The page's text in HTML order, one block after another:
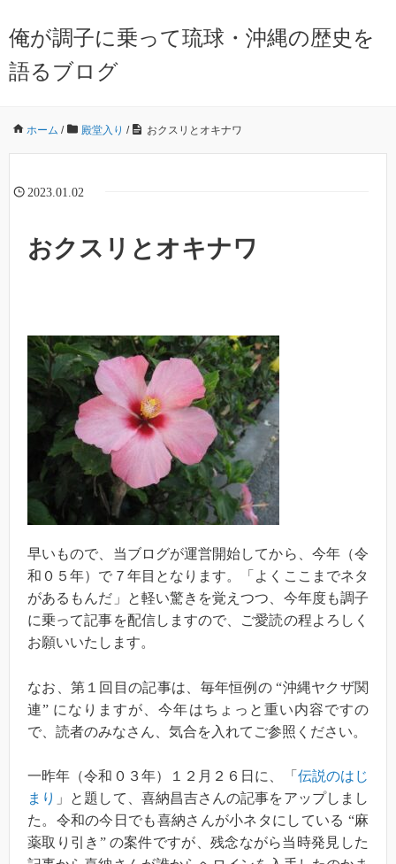
俺が調子に乗って琉球・沖縄の歴史を
語るブログ
ホーム / 殿堂入り / おクスリとオキナワ
2023.01.02
おクスリとオキナワ
早いもので、当ブログが運営開始してから、今年（令
和０５年）で７年目となります。「よくここまでネタ
があるもんだ」と軽い驚きを覚えつつ、今年度も調子
に乗って記事を配信しますので、ご愛読の程よろしく
お願いいたします。
なお、第１回目の記事は、毎年恒例の “沖縄ヤクザ関
連” になりますが、今年はちょっと重い内容ですの
で、読者のみなさん、気合を入れてご参照ください。
一昨年（令和０３年）１２月２６日に、「 伝説のはじ
まり 」と題して、喜納昌吉さんの記事をアップしまし
た。令和の今日でも喜納さんが小ネタにしている “麻
薬取り引き” の案件ですが、残念ながら当時発見した